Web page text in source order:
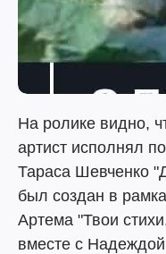
На ролике видно,
артист исполнял
Тараса Шевченко
был создан в
Артема "Твои
вместе с